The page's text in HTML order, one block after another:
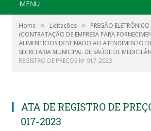
MENU
Home » Licitações »
PREGÃO
(CONTRATAÇÃO DE EMPRESA PARA
ALIMENTÍCIOS DESTINADO AO ATENDIMENTO
SECRETARIA MUNICIPAL DE SAÚDE DE
REGISTRO DE PREÇOS Nº 017-2023
ATA DE REGISTRO DE
017-2023